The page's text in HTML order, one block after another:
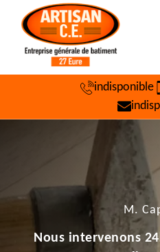
indisponible
M.
Nous intervenons